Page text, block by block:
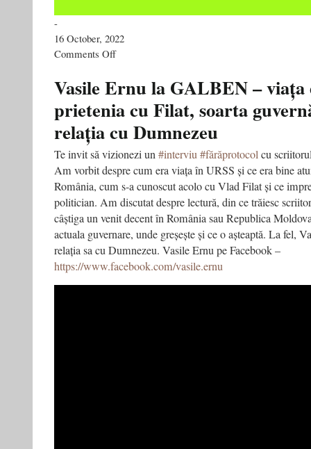
-
16 October, 2022
Comments Offon
recomantă
pentru
tinerii
de
liceu
Vasile Ernu la GALBEN –
prietenia cu Filat, soarta
relația cu Dumnezeu
Te invit să vizionezi un#interviu#fărăprotocolcu
Am vorbit despre cum era viața în URSS și ce era bine
România, cum s-a cunoscut acolo cu Vlad Filat și ce
politician. Am discutat despre lectură, din ce trăiesc
câștiga un venit decent în România sau Republica
actuala guvernare, unde greșește și ce o așteaptă. La fel,
relația sa cu Dumnezeu. Vasile Ernu pe Facebook –
https://www.facebook.com/vasile.ernu